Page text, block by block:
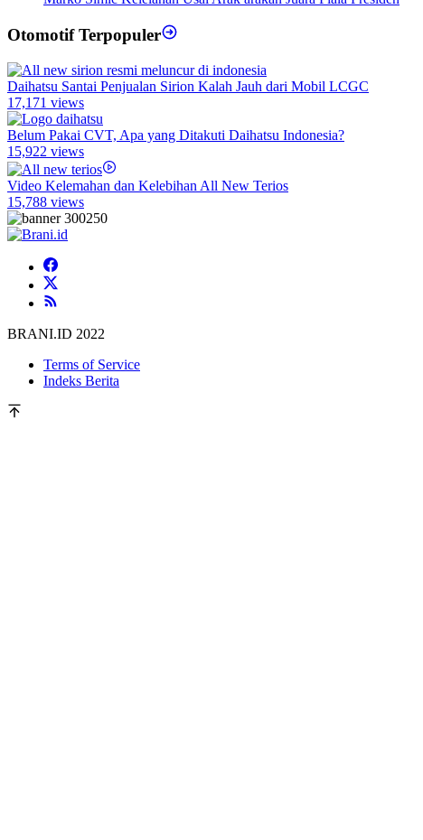
Otomotif Terpopuler
Daihatsu Santai Penjualan Sirion Kalah Jauh dari Mobil LCGC
17,171 views
Belum Pakai CVT, Apa yang Ditakuti Daihatsu Indonesia?
15,922 views
Video Kelemahan dan Kelebihan All New Terios
15,788 views
BRANI.ID 2022
Terms of Service
Indeks Berita